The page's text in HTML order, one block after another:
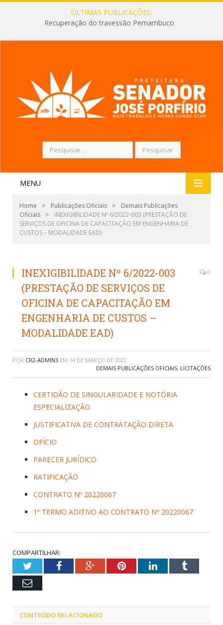
ÚLTIMAS PUBLICAÇÕES:
Recuperação do travessão Pernambuco
Pesquisar
por:
MENU
Home » Publicações Oficiais »
Demais Publicações
Oficiais »
INEXIGIBILIDADE Nº 6/2022-003 (PRESTAÇÃO DE
SERVIÇOS DE OFICINA DE CAPACITAÇÃO EM ENGENHARIA DE
CUSTOS – MODALIDADE EAD)
INEXIGIBILIDADE Nº 6/2022-003
(PRESTAÇÃO DE SERVIÇOS DE
OFICINA DE CAPACITAÇÃO EM
ENGENHARIA DE CUSTOS –
MODALIDADE EAD)
0
POR CR2-ADMIN3 EM 14 DE MARÇO DE 2022
DEMAIS PUBLICAÇÕES OFICIAIS, LICITAÇÕES
CERTIDÃO DE SINGULARIDADE E NOTÓRIA
ESPECIALIZAÇÃO
JUSTIFICATIVA DE CONTRATAÇÃO DIRETA
OFÍCIO
PARECER JURÍDICO
RATIFICAÇÃO
CONTRATO Nº 20220067
1º TERMO ADITIVO AO CONTRATO Nº 20220067
COMPARTILHAR:
TwitterFacebookGoogle+PinterestLinkedInTumblr
Email
CONTEÚDO RELACIONADO